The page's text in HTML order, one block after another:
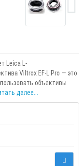
Leica L-
Viltrox EF-L Pro — это
объективы
далее...